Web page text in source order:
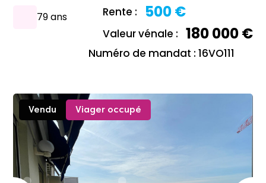
79 ans Rente : 500 €
Valeur vénale : 180 000 €
Numéro de mandat : 16VO111
Vendu Viager occupé